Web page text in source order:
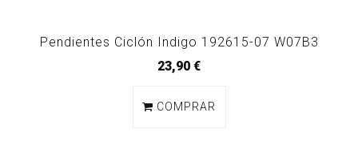
Pendientes Ciclón Indigo 192615-07 W07B3
23,90 €
COMPRAR